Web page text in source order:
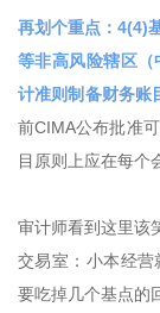
再划个重点：4(4)
等非高风险辖区
计准则制备财务账
前CIMA公布批准
目原则上应在每个
审计师看到这里该
交易室：小本经
要吃掉几个基点的